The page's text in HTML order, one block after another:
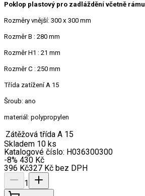
Poklop plastový pro zadláždění včetně rámu
Rozměry vnější: 300 x 300 mm
Rozměr B : 280 mm
Rozměr H1 : 21 mm
Rozměr C : 250 mm
Třída zatížení A 15
Šroub: ano
materiál: polypropylen
Zátěžová třída A 15
Skladem 10 ks
Katalogové číslo: H036300300
-8% 430 Kč
396 Kč327 Kč bez DPH
1